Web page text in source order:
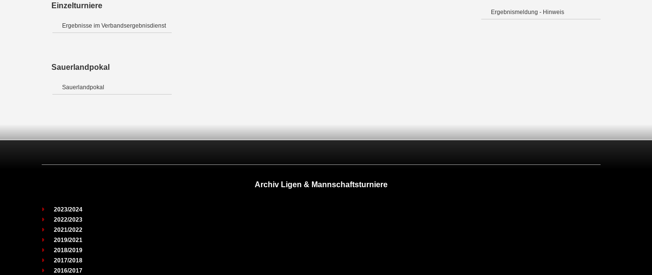
Einzelturniere
Ergebnisse im Verbandsergebnisdienst
Sauerlandpokal
Sauerlandpokal
Ergebnismeldung - Hinweis
Archiv Ligen & Mannschaftsturniere
2023/2024
2022/2023
2021/2022
2019/2021
2018/2019
2017/2018
2016/2017